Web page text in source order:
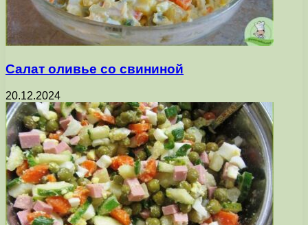
Салат оливье со свининой
20.12.2024